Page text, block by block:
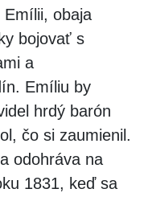
Emílii, obaja
bojovať s
a
Emíliu by
hrdý barón
čo si zaumienil.
odohráva na
1831, keď sa